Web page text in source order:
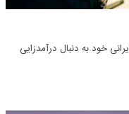
خود به دنبال درآمدزایی